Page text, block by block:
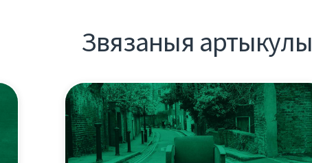
Звязаныя артыкулы